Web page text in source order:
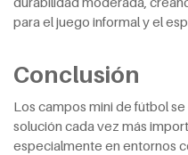
para el juego informal y el
Conclusión
Los campos mini de fútbol
solución cada vez más
especialmente en entornos